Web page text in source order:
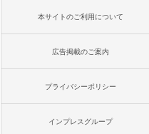
本サイトのご利用について
広告掲載のご案内
プライバシーポリシー
インプレスグループ